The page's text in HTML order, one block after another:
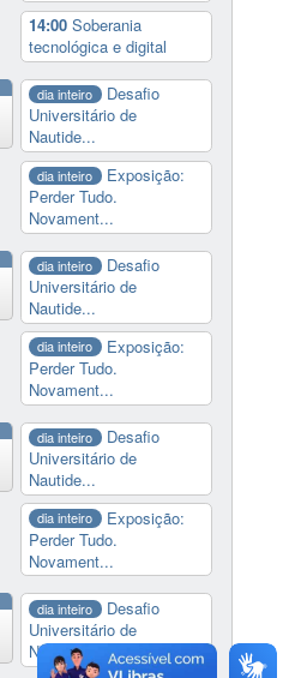
14:00 Soberania
tecnológica e digital
dia inteiro
Desafio
Universitário de
Nautide...
dia inteiro
Exposição:
Perder Tudo.
Novament...
dia inteiro
Desafio
Universitário de
Nautide...
dia inteiro
Exposição:
Perder Tudo.
Novament...
dia inteiro
Desafio
Universitário de
Nautide...
dia inteiro
Exposição:
Perder Tudo.
Novament...
dia inteiro
Desafio
Universitário de
Nautide...